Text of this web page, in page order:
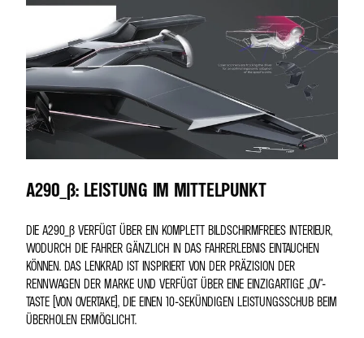
A290_Β: LEISTUNG IM MITTELPUNKT
DIE A290_Β VERFÜGT ÜBER EIN KOMPLETT BILDSCHIRMFREIES INTERIEUR,
WODURCH DIE FAHRER GÄNZLICH IN DAS FAHRERLEBNIS EINTAUCHEN
KÖNNEN. DAS LENKRAD IST INSPIRIERT VON DER PRÄZISION DER
RENNWAGEN DER MARKE UND VERFÜGT ÜBER EINE EINZIGARTIGE „OV"-
TASTE (VON OVERTAKE), DIE EINEN 10-SEKÜNDIGEN LEISTUNGSSCHUB BEIM
ÜBERHOLEN ERMÖGLICHT.